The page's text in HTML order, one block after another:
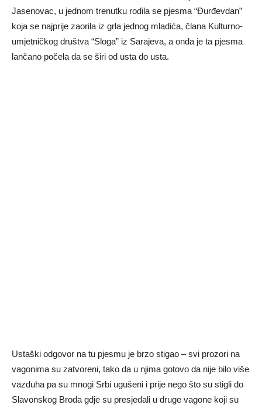
Jasenovac, u jednom trenutku rodila se pjesma “Đurđevdan”
koja se najprije zaorila iz grla jednog mladića, člana Kulturno-
umjetničkog društva “Sloga” iz Sarajeva, a onda je ta pjesma
lančano počela da se širi od usta do usta.
Ustaški odgovor na tu pjesmu je brzo stigao – svi prozori na
vagonima su zatvoreni, tako da u njima gotovo da nije bilo više
vazduha pa su mnogi Srbi ugušeni i prije nego što su stigli do
Slavonskog Broda gdje su presjedali u druge vagone koji su